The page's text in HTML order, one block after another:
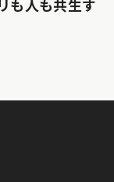
も人も共生す